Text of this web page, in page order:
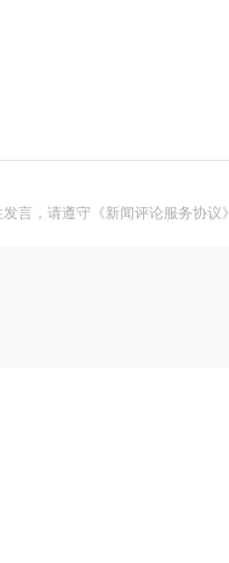
言，请遵守《新闻评论服务协议》